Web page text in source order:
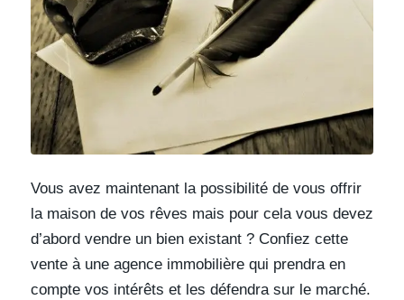
Vous avez maintenant la possibilité de vous offrir
la maison de vos rêves mais pour cela vous devez
d’abord vendre un bien existant ? Confiez cette
vente à une agence immobilière qui prendra en
compte vos intérêts et les défendra sur le marché.